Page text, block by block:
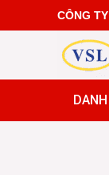
to
CÔNG